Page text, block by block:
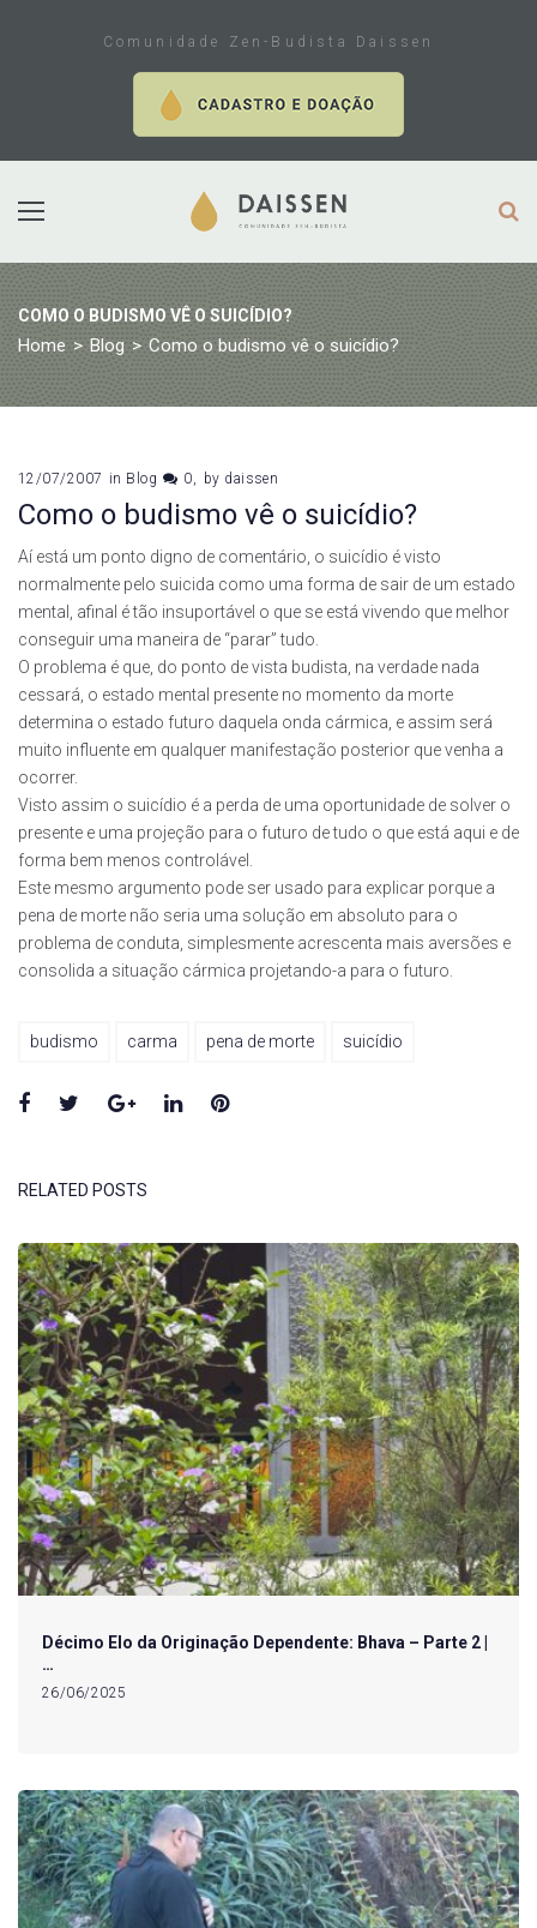
Comunidade Zen-Budista Daissen
COMO O BUDISMO VÊ O SUICÍDIO?
Home > Blog > Como o budismo vê o suicídio?
12/07/2007 in Blog 0 by daissen
Como o budismo vê o suicídio?
Aí está um ponto digno de comentário, o suicídio é visto
normalmente pelo suicida como uma forma de sair de um estado
mental, afinal é tão insuportável o que se está vivendo que melhor
conseguir uma maneira de “parar” tudo.
O problema é que, do ponto de vista budista, na verdade nada
cessará, o estado mental presente no momento da morte
determina o estado futuro daquela onda cármica, e assim será
muito influente em qualquer manifestação posterior que venha a
ocorrer.
Visto assim o suicídio é a perda de uma oportunidade de solver o
presente e uma projeção para o futuro de tudo o que está aqui e de
forma bem menos controlável.
Este mesmo argumento pode ser usado para explicar porque a
pena de morte não seria uma solução em absoluto para o
problema de conduta, simplesmente acrescenta mais aversões e
consolida a situação cármica projetando-a para o futuro.
budismo carma pena de morte suicídio
Facebook
TwitterGoogle+LinkedInPinterest
RELATED POSTS
Décimo Elo da Originação Dependente: Bhava – Parte 2 |
…
26/06/2025